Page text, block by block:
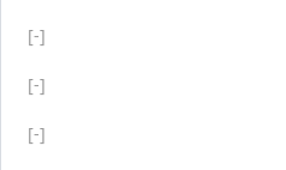
[-]
[-]
[-]